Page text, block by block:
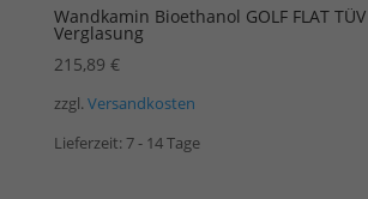
Wandkamin Bioethanol GOLF FLAT
Verglasung
215,89 €
zzgl. Versandkosten
Lieferzeit: 7 - 14 Tage